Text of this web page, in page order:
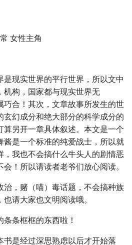
女性主角
现实世界的平行世界，所以文中
机构，国家都与现实世界无
巧合！其次，文章故事所发生的世
玄幻成分和绝大部分的科学成分的
算另开一章具体叙述。本文是一个
酱是一个标准的纯爱战士，所以就
，我也不会搞什么牛头人的剧情恶
！所以请读者老爷们放心阅读。
治，赌（喵）毒话题，不会搞种族
请大家也文明阅读哦。
条框框的东西啦！
书是经过深思熟虑以后才开始落